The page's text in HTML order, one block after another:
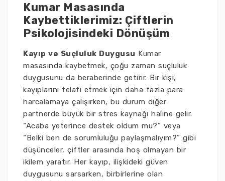
Kumar Masasında
Kaybettiklerimiz: Çiftlerin
Psikolojisindeki Dönüşüm
Kayıp ve Suçluluk Duygusu Kumar
masasında kaybetmek, çoğu zaman suçluluk
duygusunu da beraberinde getirir. Bir kişi,
kayıplarını telafi etmek için daha fazla para
harcalamaya çalışırken, bu durum diğer
partnerde büyük bir stres kaynağı haline gelir.
“Acaba yeterince destek oldum mu?” veya
“Belki ben de sorumluluğu paylaşmalıyım?” gibi
düşünceler, çiftler arasında hoş olmayan bir
ikilem yaratır. Her kayıp, ilişkideki güven
duygusunu sarsarken, birbirlerine olan